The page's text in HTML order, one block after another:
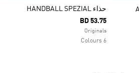
حذاء HANDBALL SPEZIAL
BD 53.75
Originals
6 Colours